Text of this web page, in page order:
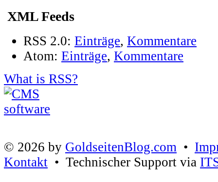
XML Feeds
RSS 2.0: Einträge, Kommentare
Atom: Einträge, Kommentare
What is RSS?
© 2026 by GoldseitenBlog.com •
Kontakt • Technischer Support via